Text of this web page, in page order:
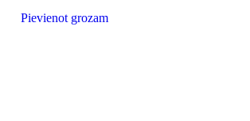
Pievienot grozam